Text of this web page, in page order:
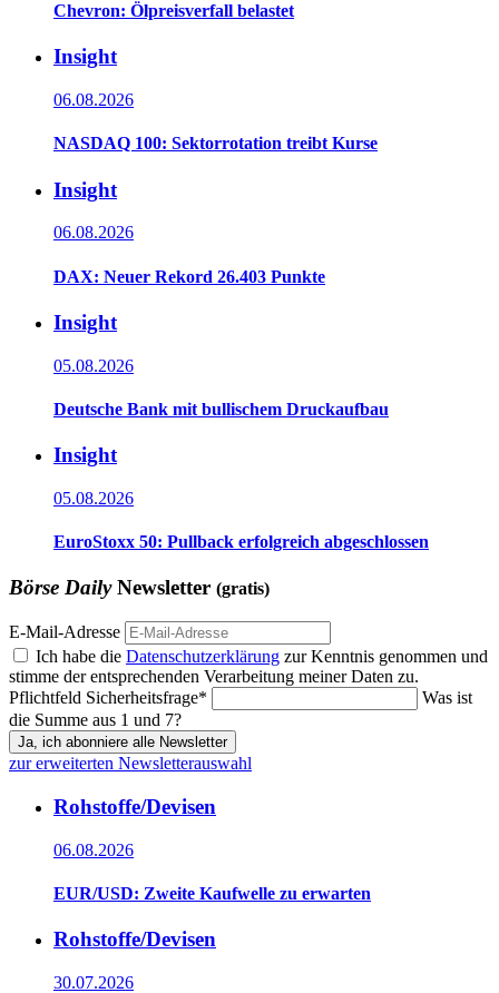
Chevron: Ölpreisverfall belastet
Insight
06.08.2026
NASDAQ 100: Sektorrotation treibt Kurse
Insight
06.08.2026
DAX: Neuer Rekord 26.403 Punkte
Insight
05.08.2026
Deutsche Bank mit bullischem Druckaufbau
Insight
05.08.2026
EuroStoxx 50: Pullback erfolgreich abgeschlossen
Börse DailyNewsletter (gratis)
E-Mail-Adresse
Ich habe die Datenschutzerklärung zur Kenntnis genommen und
stimme der entsprechenden Verarbeitung meiner Daten zu.
Pflichtfeld Sicherheitsfrage*
Was ist
die Summe aus 1 und 7?
Ja, ich abonniere alle Newsletter
zur erweiterten Newsletterauswahl
Rohstoffe/Devisen
06.08.2026
EUR/USD: Zweite Kaufwelle zu erwarten
Rohstoffe/Devisen
30.07.2026